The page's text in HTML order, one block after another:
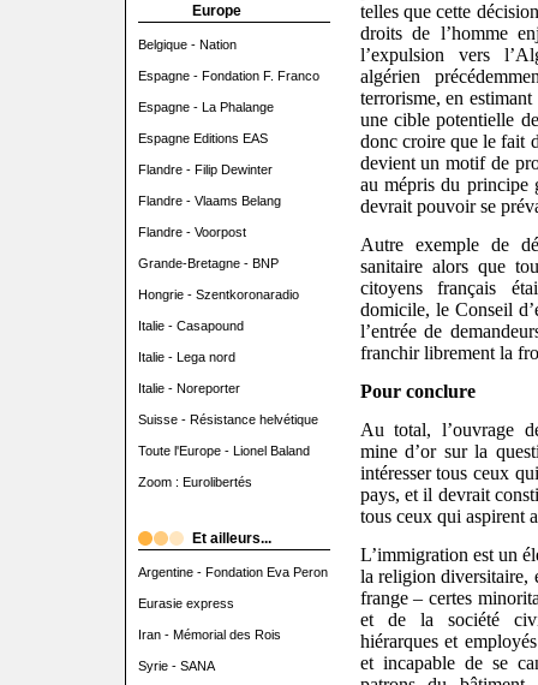
Europe
Belgique - Nation
Espagne - Fondation F. Franco
Espagne - La Phalange
Espagne Editions EAS
Flandre - Filip Dewinter
Flandre - Vlaams Belang
Flandre - Voorpost
Grande-Bretagne - BNP
Hongrie - Szentkoronaradio
Italie - Casapound
Italie - Lega nord
Italie - Noreporter
Suisse - Résistance helvétique
Toute l'Europe - Lionel Baland
Zoom : Eurolibertés
Et ailleurs...
Argentine - Fondation Eva Peron
Eurasie express
Iran - Mémorial des Rois
Syrie - SANA
telles que cette
droits de l’homme
l’expulsion vers
algérien
terrorisme, en
une cible potentielle
donc croire que le fait
devient un motif de
au mépris du principe
devrait pouvoir se
Autre exemple de
sanitaire alors que
citoyens français
domicile, le Conseil
l’entrée de
franchir librement la
Pour conclure
Au total, l’ouvrage
mine d’or sur la
intéresser tous ceux
pays, et il devrait
tous ceux qui aspirent
L’immigration est un
la religion diversitaire,
frange – certes
et de la société
hiérarques et
et incapable de se